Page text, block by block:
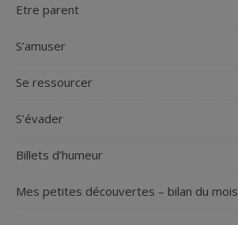
Etre parent
S’amuser
Se ressourcer
S’évader
Billets d’humeur
Mes petites découvertes – bilan du mois